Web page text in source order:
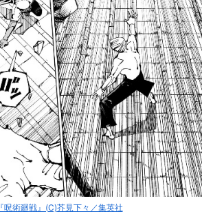
『呪術廻戦』(C)芥見下々／集英社